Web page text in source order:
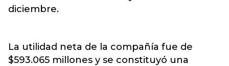
diciembre.
La utilidad neta de la compañía fue de
$593.065 millones y se constituyó una